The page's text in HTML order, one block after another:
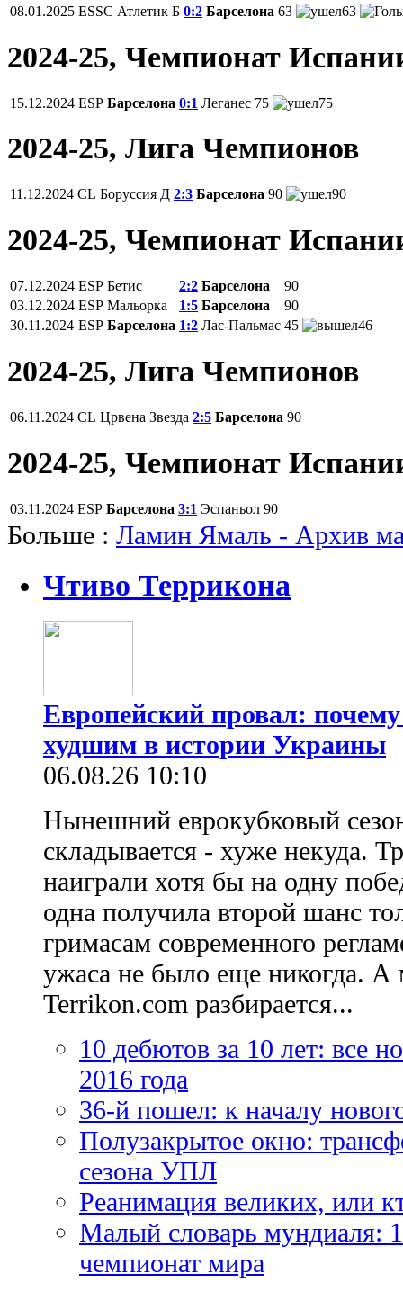
08.01.2025 ESSC Атлетик Б 0:2 Барселона 63 63
2024-25, Чемпионат
15.12.2024 ESP Барселона 0:1 Леганес 75 75
2024-25, Лига Чемпионов
11.12.2024 CL Боруссия Д 2:3 Барселона 90 90
2024-25, Чемпионат
07.12.2024 ESP Бетис 2:2 Барселона
90
03.12.2024 ESP Мальорка 1:5 Барселона
90
30.11.2024 ESP Барселона 1:2 Лас-Пальмас 45 46
2024-25, Лига Чемпионов
06.11.2024 CL Црвена Звезда 2:5 Барселона 90
2024-25, Чемпионат
03.11.2024 ESP Барселона 3:1 Эспаньол 90
Больше : Ламин Ямаль - Архив
Чтиво Террикона
Европейский провал:
худшим в истории Украины
06.08.26 10:10
Нынешний еврокубковый
складывается - хуже некуда.
наиграли хотя бы на одну
одна получила второй шанс
гримасам современного
ужаса не было еще никогда. А
Terrikon.com разбирается...
10 дебютов за 10 лет: все
2016 года
36-й пошел: к началу
Полузакрытое окно:
сезона УПЛ
Реанимация великих, или
Малый словарь мундиаля:
чемпионат мира